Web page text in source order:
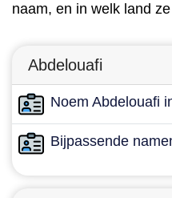
naam, en in welk land
Abdelouafi
Noem Abdelouafi
Bijpassende